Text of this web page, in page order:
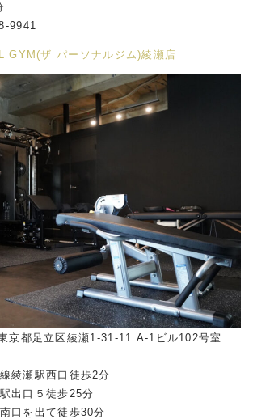
9941
GYM(ザ パーソナルジム)綾瀬店
京都足立区綾瀬1-31-11 A-1ビル102号室
綾瀬駅西口徒歩2分
出口５徒歩25分
口を出て徒歩30分